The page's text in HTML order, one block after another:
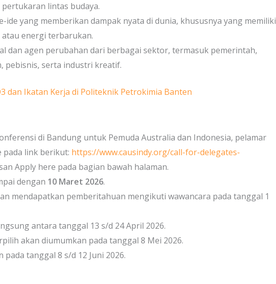
lintas budaya.
ide yang memberikan dampak nyata di dunia, khususnya yang memiliki
energi terbarukan.
dan agen perubahan dari berbagai sektor, termasuk pemerintah,
pebisnis, serta industri kreatif.
dan Ikatan Kerja di Politeknik Petrokimia Banten
di Bandung untuk Pemuda Australia dan Indonesia, pelamar
link berikut: https://www.causindy.org/call-for-delegates-
Apply here pada bagian bawah halaman.
dengan 10 Maret 2026.
mendapatkan pemberitahuan mengikuti wawancara pada tanggal 1
antara tanggal 13 s/d 24 April 2026.
akan diumumkan pada tanggal 8 Mei 2026.
tanggal 8 s/d 12 Juni 2026.